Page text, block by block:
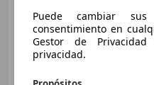
02/2022 28.638 km
Puede cambiar
consentimiento en
Gestor de
privacidad.